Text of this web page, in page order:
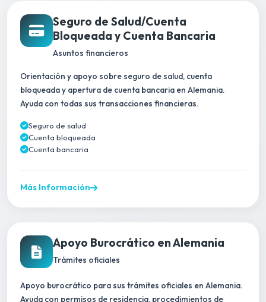
Seguro de Salud/Cuenta
Bloqueada y Cuenta Bancaria
Asuntos financieros
Orientación y apoyo sobre seguro de salud, cuenta
bloqueada y apertura de cuenta bancaria en Alemania.
Ayuda con todas sus transacciones financieras.
Seguro de salud
Cuenta bloqueada
Cuenta bancaria
Más Información
Apoyo Burocrático en Alemania
Trámites oficiales
Apoyo burocrático para sus trámites oficiales en Alemania.
Ayuda con permisos de residencia, procedimientos de